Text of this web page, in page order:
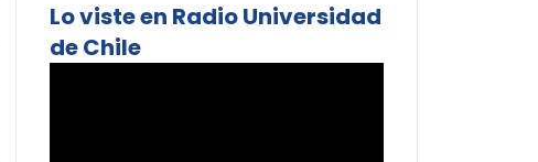
Lo viste en Radio Universidad
de Chile